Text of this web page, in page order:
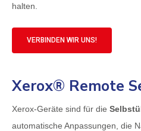
halten.
VERBINDEN WIR UNS!
Xerox® Remote
Xerox-Geräte sind für die
automatische Anpassungen, die